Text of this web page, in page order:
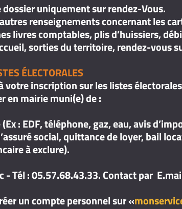
uniquement sur rendez-Vous.
renseignements concernant les
livres comptables, plis d’huissiers,
sorties du territoire, rendez-vous
ÉLECTORALES
votre inscription sur les listes
en mairie muni(e) de :
: EDF, téléphone, gaz, eau, avis
social, quittance de loyer, bail
à exclure).
- Tél : 05.57.68.43.33. Contact par
un compte personnel sur «